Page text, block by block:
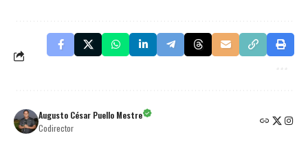
Augusto César Puello Mestre
Codirector